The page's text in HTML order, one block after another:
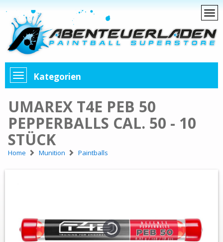
Kategorien
UMAREX T4E PEB 50
PEPPERBALLS CAL. 50 - 10
STÜCK
Home Munition Paintballs